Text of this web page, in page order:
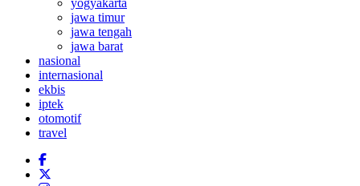
yogyakarta
jawa timur
jawa tengah
jawa barat
nasional
internasional
ekbis
iptek
otomotif
travel